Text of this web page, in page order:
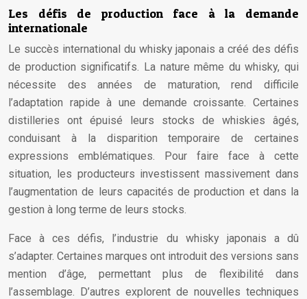
Les défis de production face à la demande
internationale
Le succès international du whisky japonais a créé des défis
de production significatifs. La nature même du whisky, qui
nécessite des années de maturation, rend difficile
l’adaptation rapide à une demande croissante. Certaines
distilleries ont épuisé leurs stocks de whiskies âgés,
conduisant à la disparition temporaire de certaines
expressions emblématiques. Pour faire face à cette
situation, les producteurs investissent massivement dans
l’augmentation de leurs capacités de production et dans la
gestion à long terme de leurs stocks.
Face à ces défis, l’industrie du whisky japonais a dû
s’adapter. Certaines marques ont introduit des versions sans
mention d’âge, permettant plus de flexibilité dans
l’assemblage. D’autres explorent de nouvelles techniques